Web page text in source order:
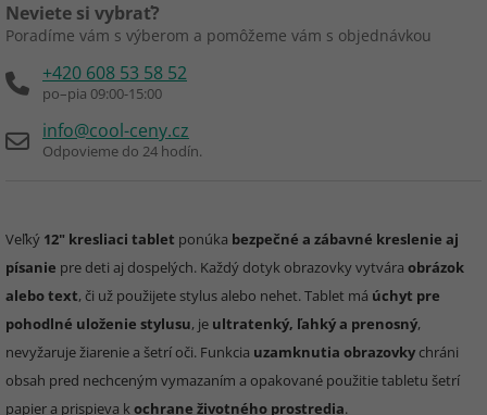
Neviete si vybrať?
Poradíme vám s výberom a pomôžeme vám s objednávkou
+420 608 53 58 52
po–pia 09:00-15:00
info@cool-ceny.cz
Odpovieme do 24 hodín.
Veľký 12" kresliaci tablet ponúka bezpečné a zábavné kreslenie aj
písanie pre deti aj dospelých. Každý dotyk obrazovky vytvára obrázok
alebo text, či už použijete stylus alebo nehet. Tablet má úchyt pre
pohodlné uloženie stylusu, je ultratenký, ľahký a prenosný,
nevyžaruje žiarenie a šetrí oči. Funkcia uzamknutia obrazovky chráni
obsah pred nechceným vymazaním a opakované použitie tabletu šetrí
papier a prispieva kochrane životného prostredia.